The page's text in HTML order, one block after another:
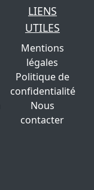
LIENS
UTILES
Mentions
légales
Politique de
confidentialité
Nous
contacter